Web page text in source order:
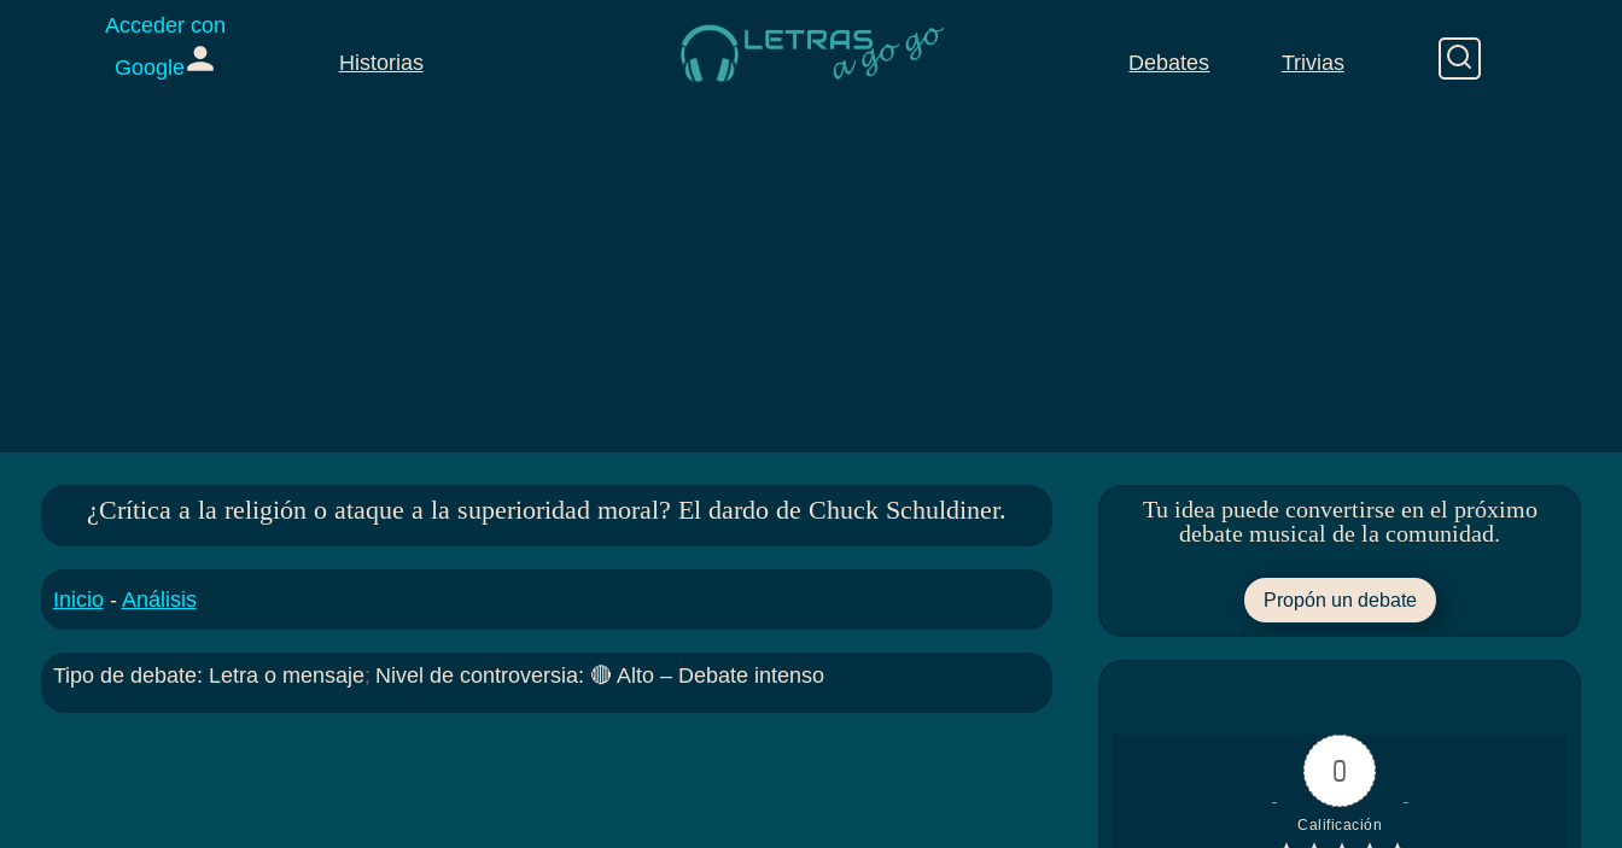
Acceder con
Google
Historias Debates Trivias
¿Crítica a la religión o ataque a la superioridad moral? El dardo de Chuck Schuldiner.
Inicio- Análisis
Tipo de debate: Letra o mensaje; Nivel de controversia: 🔴 Alto – Debate intenso
Tu idea puede convertirse en el próximo
debate musical de la comunidad.
Propón un debate
0
Calificación